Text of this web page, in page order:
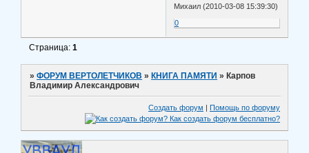
Михаил (2010-03-08 15:39:30)
0
Страница:1
»ФОРУМ ВЕРТОЛЕТЧИКОВ » КНИГА ПАМЯТИ » Карпов
Владимир Александрович
Создать форум | Помощь по форуму